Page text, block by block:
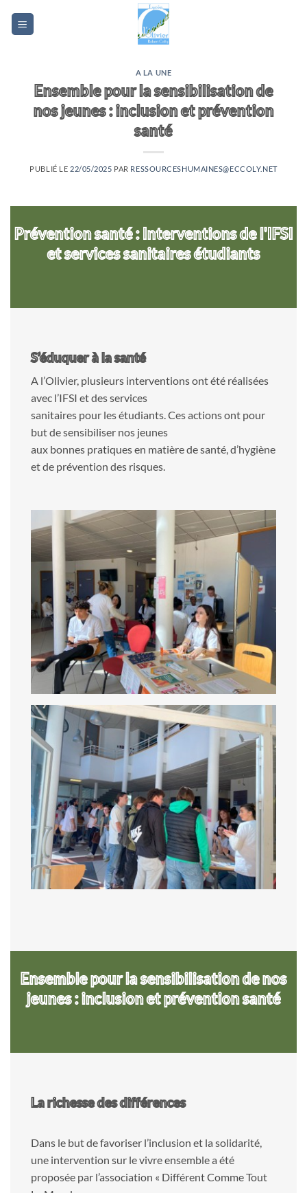
A LA UNE
Ensemble pour la sensibilisation de
nos jeunes : inclusion et prévention
santé
PUBLIÉ LE 22/05/2025 PAR RESSOURCESHUMAINES@ECCOLY.NET
Prévention santé : Interventions de l'IFSI
et services sanitaires étudiants
S’éduquer à la santé
A l’Olivier, plusieurs interventions ont été réalisées
avec l’IFSI et des services
sanitaires pour les étudiants. Ces actions ont pour
but de sensibiliser nos jeunes
aux bonnes pratiques en matière de santé, d’hygiène
et de prévention des risques.
Ensemble pour la sensibilisation de nos
jeunes : inclusion et prévention santé
La richesse des différences
Dans le but de favoriser l’inclusion et la solidarité,
une intervention sur le vivre ensemble a été
proposée par l’association « Différent Comme Tout